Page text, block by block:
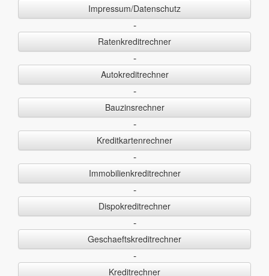
Impressum/Datenschutz
-
Ratenkreditrechner
-
Autokreditrechner
-
Bauzinsrechner
-
Kreditkartenrechner
-
Immobilienkreditrechner
-
Dispokreditrechner
-
Geschaeftskreditrechner
-
Kreditrechner